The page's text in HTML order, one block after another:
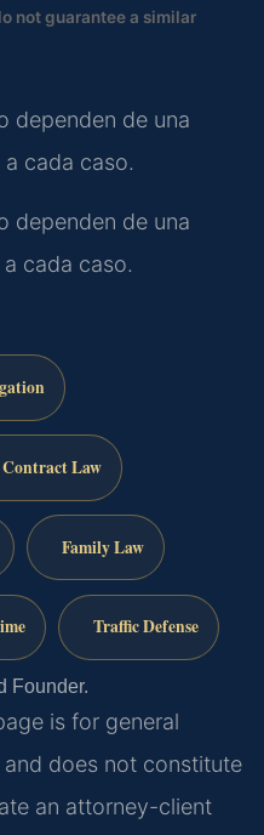
not guarantee a similar
dependen de una
cada caso.
dependen de una
cada caso.
Contract Law
Family Law
Traffic Defense
Founder.
is for general
does not constitute
an attorney-client